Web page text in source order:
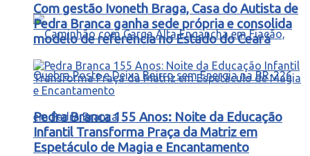
Com gestão Ivoneth Braga, Casa do Autista de
Pedra Branca ganha sede própria e consolida
modelo de referência no Estado do Ceará
Pedra Branca 155 Anos: Noite da Educação
Infantil Transforma Praça da Matriz em
Espetáculo de Magia e Encantamento